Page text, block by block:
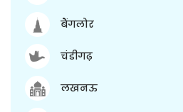
बैंगलोर
चंडीगढ़
लखनऊ